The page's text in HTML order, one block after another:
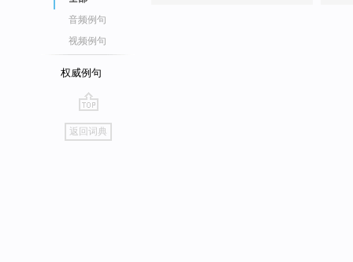
音频例句
视频例句
权威例句
go
top
返回词典